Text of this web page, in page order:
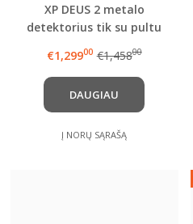
XP DEUS 2 metalo
detektorius tik su pultu
DOVANA
€1,29900 €1,45800
DAUGIAU
Į NORŲ SĄRAŠĄ